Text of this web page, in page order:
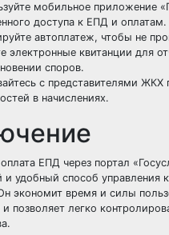
мобильное приложение
доступа к ЕПД и оплатам.
автоплатеж, чтобы не
электронные квитанции для
споров.
с представителями ЖКХ
в начислениях.
ЕПД через портал
и удобный способ управления
экономит время и силы
позволяет легко